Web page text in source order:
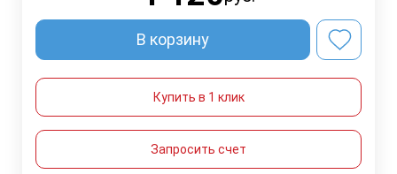
В корзину
Купить в 1 клик
Запросить счет